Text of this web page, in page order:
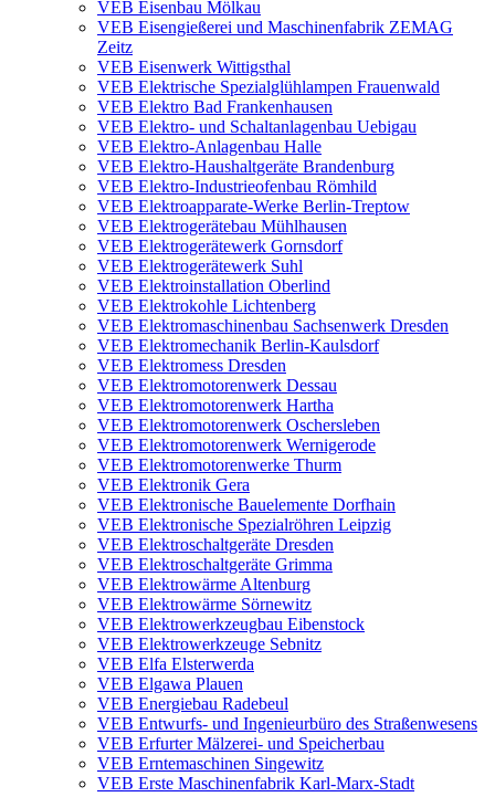
VEB Eisenbau Mölkau
VEB Eisengießerei und Maschinenfabrik ZEMAG
Zeitz
VEB Eisenwerk Wittigsthal
VEB Elektrische Spezialglühlampen Frauenwald
VEB Elektro Bad Frankenhausen
VEB Elektro- und Schaltanlagenbau Uebigau
VEB Elektro-Anlagenbau Halle
VEB Elektro-Haushaltgeräte Brandenburg
VEB Elektro-Industrieofenbau Römhild
VEB Elektroapparate-Werke Berlin-Treptow
VEB Elektrogerätebau Mühlhausen
VEB Elektrogerätewerk Gornsdorf
VEB Elektrogerätewerk Suhl
VEB Elektroinstallation Oberlind
VEB Elektrokohle Lichtenberg
VEB Elektromaschinenbau Sachsenwerk Dresden
VEB Elektromechanik Berlin-Kaulsdorf
VEB Elektromess Dresden
VEB Elektromotorenwerk Dessau
VEB Elektromotorenwerk Hartha
VEB Elektromotorenwerk Oschersleben
VEB Elektromotorenwerk Wernigerode
VEB Elektromotorenwerke Thurm
VEB Elektronik Gera
VEB Elektronische Bauelemente Dorfhain
VEB Elektronische Spezialröhren Leipzig
VEB Elektroschaltgeräte Dresden
VEB Elektroschaltgeräte Grimma
VEB Elektrowärme Altenburg
VEB Elektrowärme Sörnewitz
VEB Elektrowerkzeugbau Eibenstock
VEB Elektrowerkzeuge Sebnitz
VEB Elfa Elsterwerda
VEB Elgawa Plauen
VEB Energiebau Radebeul
VEB Entwurfs- und Ingenieurbüro des Straßenwesens
VEB Erfurter Mälzerei- und Speicherbau
VEB Erntemaschinen Singewitz
VEB Erste Maschinenfabrik Karl-Marx-Stadt